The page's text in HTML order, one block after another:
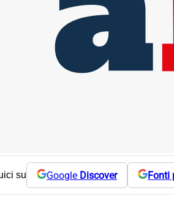
su Google Discover Fonti